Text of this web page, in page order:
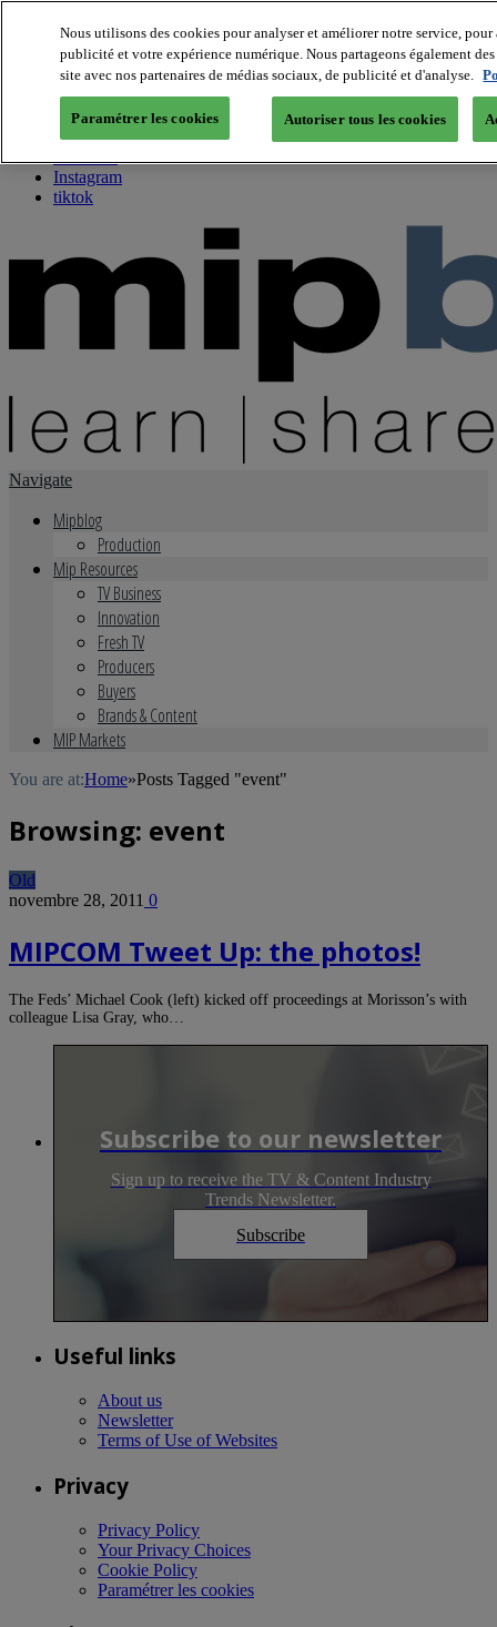
About us
Twitter
Facebook
Youtube
Instagram
tiktok
Navigate
Mipblog
Production
Mip Resources
TV Business
Innovation
Fresh TV
Producers
Buyers
Brands & Content
MIP Markets
You are at:Home»Posts Tagged "event"
Browsing: event
Old
novembre 28, 2011 0
MIPCOM Tweet Up: the photos!
The Feds’ Michael Cook (left) kicked off proceedings at Morisson’s with
colleague Lisa Gray, who…
Subscribe to our newsletter
Sign up to receive the TV & Content Industry
Trends Newsletter.
Subscribe
Useful links
About us
Newsletter
Terms of Use of Websites
Privacy
Privacy Policy
Your Privacy Choices
Cookie Policy
Paramétrer les cookies
Nous utilisons des cookies pour analyser et améliorer notre service,
publicité et votre expérience numérique. Nous partageons également
site avec nos partenaires de médias sociaux, de publicité et d'analyse.
Paramétrer les cookies Autoriser tous les cookies